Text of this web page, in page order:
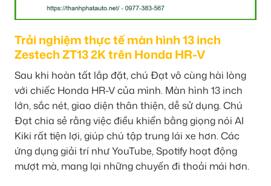
Trải nghiệm thực tế màn hình 13 inch
Zestech ZT13 2K trên Honda HR-V
Sau khi hoàn tất lắp đặt, chú Đạt vô cùng hài lòng
với chiếc Honda HR-V của mình. Màn hình 13 inch
lớn, sắc nét, giao diện thân thiện, dễ sử dụng. Chú
Đạt chia sẻ rằng việc điều khiển bằng giọng nói AI
Kiki rất tiện lợi, giúp chú tập trung lái xe hơn. Các
ứng dụng giải trí như YouTube, Spotify hoạt động
mượt mà, mang lại những chuyến đi thoải mái hơn.